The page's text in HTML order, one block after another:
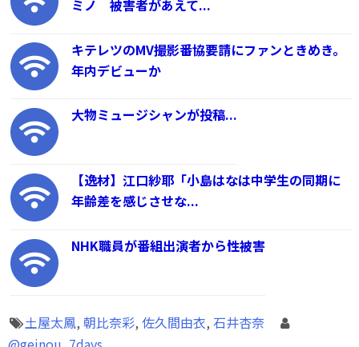
ミノ 被害者があえて...
キテレツのMV撮影番協要請にファンときめき。
年内デビューか
大物ミュージシャンが投稿...
【逸材】江口紗耶「小島はなは中学生の同期に
年齢差を感じさせな...
NHK職員が番組出演者から性被害
土屋太鳳, 朝比奈彩, 佐久間由衣, 石井杏奈